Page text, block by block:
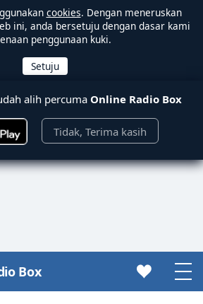
cookies. Dengan meneruskan
ini, anda bersetuju dengan dasar kami
penggunaan kuki.
alih percuma Online Radio Box
Tidak, Terima kasih
Box